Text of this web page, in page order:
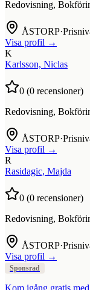
Redovisning,
ÅSTORP·
Visa profil →
K
Karlsson, Niclas
0 (0 recensioner)
Redovisning,
ÅSTORP·
Visa profil →
R
Rasidagic, Majda
0 (0 recensioner)
Redovisning,
ÅSTORP·
Visa profil →
Sponsrad
Kom igång gratis